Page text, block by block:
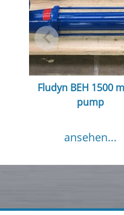
Fludyn BEH 1500
pump
ansehen...